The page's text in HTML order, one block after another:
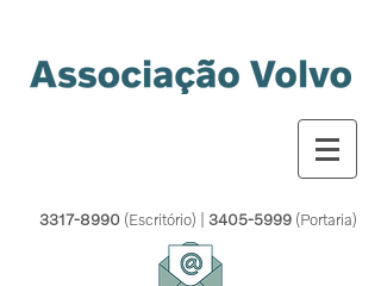
3317-8990 (Escritório) | 3405-5999(Portaria)